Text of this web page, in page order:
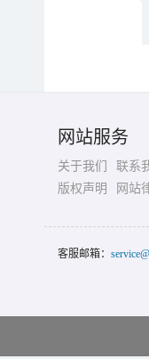
网站服务
关于我们 联系
版权声明
网站
客服邮箱：